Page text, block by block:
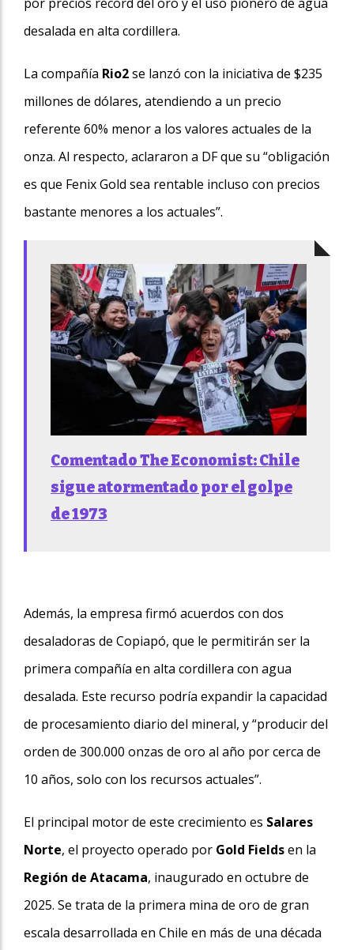
desalada en alta cordillera.
La compañía Rio2se lanzó con la iniciativa de $235
millones de dólares, atendiendo a un precio
referente 60% menor a los valores actuales de la
onza. Al respecto, aclararon a DF que su “obligación
es que Fenix Gold sea rentable incluso con precios
bastante menores a los actuales”.
Comentado The Economist: Chile
sigue atormentado por el golpe
de 1973
Además, la empresa firmó acuerdos con dos
desaladoras de Copiapó, que le permitirán ser la
primera compañía en alta cordillera con agua
desalada. Este recurso podría expandir la capacidad
de procesamiento diario del mineral, y “producir del
orden de 300.000 onzas de oro al año por cerca de
10 años, solo con los recursos actuales”.
El principal motor de este crecimiento es Salares
Norte, el proyecto operado por Gold Fieldsen la
Región de Atacama, inaugurado en octubre de
2025. Se trata de la primera mina de oro de gran
escala desarrollada en Chile en más de una década